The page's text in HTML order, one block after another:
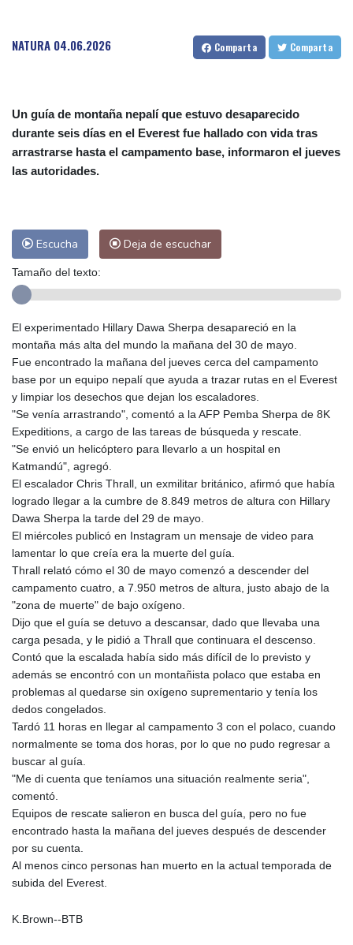
general de EEUU
NATURA 04.06.2026 Comparta Comparta
Un guía de montaña nepalí que estuvo desaparecido
durante seis días en el Everest fue hallado con vida tras
arrastrarse hasta el campamento base, informaron el jueves
las autoridades.
Escucha Deja de escuchar
Tamaño del texto:
El experimentado Hillary Dawa Sherpa desapareció en la
montaña más alta del mundo la mañana del 30 de mayo.
Fue encontrado la mañana del jueves cerca del campamento
base por un equipo nepalí que ayuda a trazar rutas en el Everest
y limpiar los desechos que dejan los escaladores.
"Se venía arrastrando", comentó a la AFP Pemba Sherpa de 8K
Expeditions, a cargo de las tareas de búsqueda y rescate.
"Se envió un helicóptero para llevarlo a un hospital en
Katmandú", agregó.
El escalador Chris Thrall, un exmilitar británico, afirmó que había
logrado llegar a la cumbre de 8.849 metros de altura con Hillary
Dawa Sherpa la tarde del 29 de mayo.
El miércoles publicó en Instagram un mensaje de video para
lamentar lo que creía era la muerte del guía.
Thrall relató cómo el 30 de mayo comenzó a descender del
campamento cuatro, a 7.950 metros de altura, justo abajo de la
"zona de muerte" de bajo oxígeno.
Dijo que el guía se detuvo a descansar, dado que llevaba una
carga pesada, y le pidió a Thrall que continuara el descenso.
Contó que la escalada había sido más difícil de lo previsto y
además se encontró con un montañista polaco que estaba en
problemas al quedarse sin oxígeno suprementario y tenía los
dedos congelados.
Tardó 11 horas en llegar al campamento 3 con el polaco, cuando
normalmente se toma dos horas, por lo que no pudo regresar a
buscar al guía.
"Me di cuenta que teníamos una situación realmente seria",
comentó.
Equipos de rescate salieron en busca del guía, pero no fue
encontrado hasta la mañana del jueves después de descender
por su cuenta.
Al menos cinco personas han muerto en la actual temporada de
subida del Everest.
K.Brown--BTB